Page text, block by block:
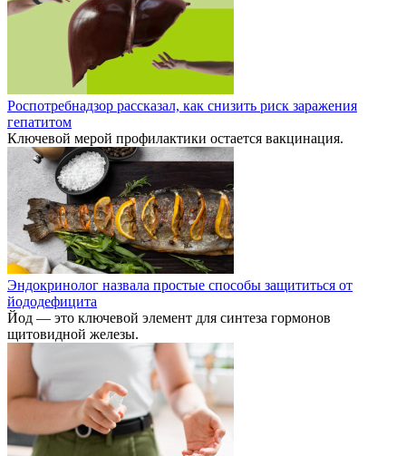
Роспотребнадзор рассказал, как снизить риск заражения
гепатитом
Ключевой мерой профилактики остается вакцинация.
Эндокринолог назвала простые способы защититься от
йододефицита
Йод — это ключевой элемент для синтеза гормонов
щитовидной железы.